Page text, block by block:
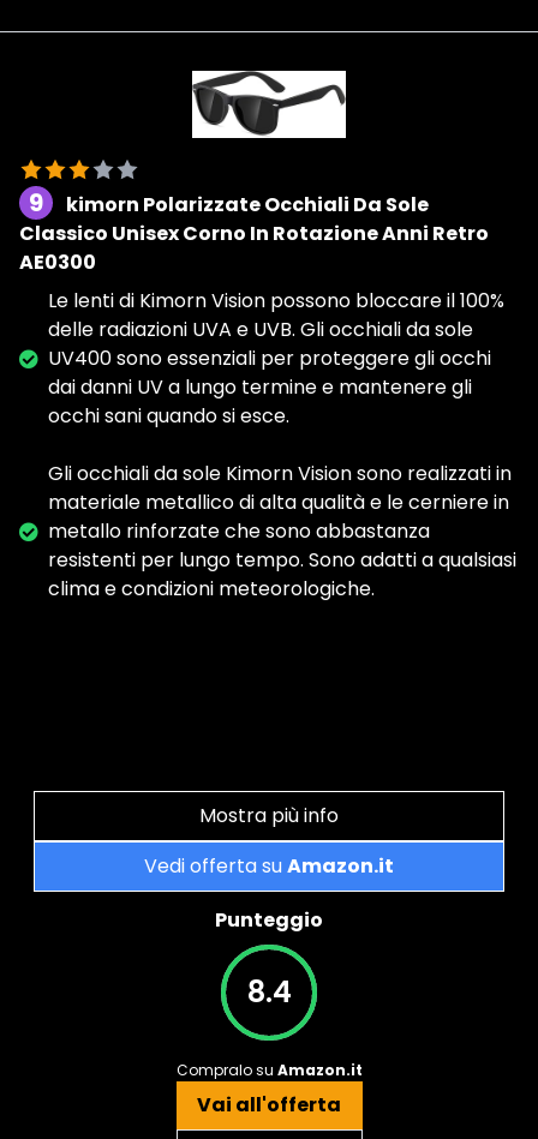
9
kimorn Polarizzate Occhiali Da Sole
Classico Unisex Corno In Rotazione Anni Retro
AE0300
Le lenti di Kimorn Vision possono bloccare il 100%
delle radiazioni UVA e UVB. Gli occhiali da sole
UV400 sono essenziali per proteggere gli occhi
dai danni UV a lungo termine e mantenere gli
occhi sani quando si esce.
Gli occhiali da sole Kimorn Vision sono realizzati in
materiale metallico di alta qualità e le cerniere in
metallo rinforzate che sono abbastanza
resistenti per lungo tempo. Sono adatti a qualsiasi
clima e condizioni meteorologiche.
Mostra più info
Vedi offerta suAmazon.it
Punteggio
8.4
Compralo su Amazon.it
Vai all'offerta